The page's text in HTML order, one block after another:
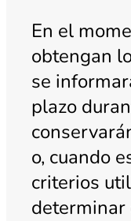
En el
obtengan
se
plazo
o, cuando
criterios
determinar